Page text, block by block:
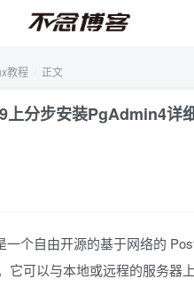
教程 正文
上分步安装PgAdmin4详
一个自由开源的基于网络的
它可以与本地或远程的服务器